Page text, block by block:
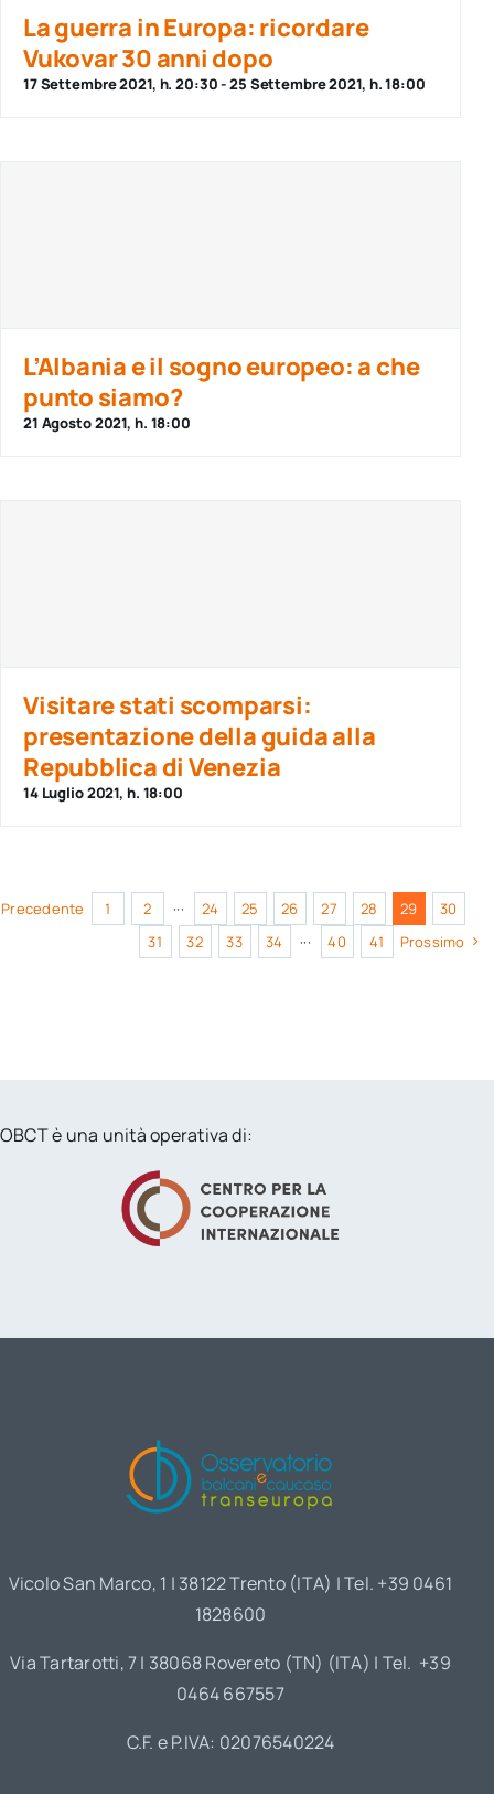
La guerra in Europa: ricordare
Vukovar 30 anni dopo
17 Settembre 2021, h. 20:30-25 Settembre 2021, h. 18:00
L’Albania e il sogno europeo: a che
punto siamo?
21 Agosto 2021, h. 18:00
Visitare stati scomparsi:
presentazione della guida alla
Repubblica di Venezia
14 Luglio 2021, h. 18:00
Precedente 1 2 ··· 24 25 26 27 28 29
30
31
32 33 34 ··· 40 41 Prossimo
OBCT è una unità operativa di:
Vicolo San Marco, 1 | 38122 Trento (ITA) | Tel. +39 0461
1828600
Via Tartarotti, 7 | 38068 Rovereto (TN) (ITA) | Tel. +39
0464 667557
C.F. e P.IVA: 02076540224